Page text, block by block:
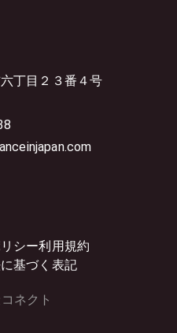
丁目２３番４号
シー利用規約
基づく表記
ネクト